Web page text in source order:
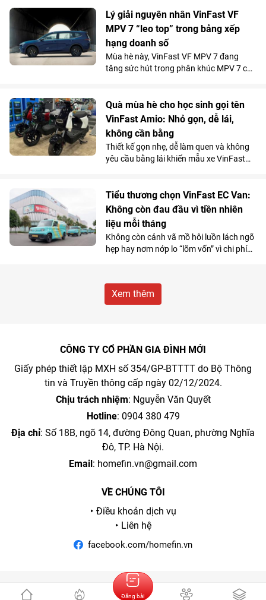
rõ qua doanh số 1.092 xe bán ra trong
tháng 5/2026, giúp mẫu xe tải điện của
VinFast góp mặt trong top 10 xe bán
chạy nhất toàn thị trường.
Lý giải nguyên nhân VinFast VF
MPV 7 “leo top” trong bảng xếp
hạng doanh số
Mùa hè này, VinFast VF MPV 7 đang
tăng sức hút trong phân khúc MPV 7 chỗ
chuyến đi xa.
Quà mùa hè cho học sinh gọi tên
VinFast Amio: Nhỏ gọn, dễ lái,
không cần bằng
Thiết kế gọn nhẹ, dễ làm quen và không
yêu cầu bằng lái khiến mẫu xe VinFast
hàng có nhu cầu di chuyển cự ly ngắn.
Tiểu thương chọn VinFast EC Van:
Không còn đau đầu vì tiền nhiên
liệu mỗi tháng
Không còn cảnh vã mồ hôi luồn lách ngõ
hẹp hay nơm nớp lo “lõm vốn” vì chi phí
coi đây là “cỗ máy sinh lời”.
Xem thêm
CÔNG TY CỔ PHẦN GIA ĐÌNH MỚI
Giấy phép thiết lập MXH số 354/GP-BTTTT do Bộ Thông
tin và Truyền thông cấp ngày 02/12/2024.
Chịu trách nhiệm: Nguyễn Văn Quyết
Hotline: 0904 380 479
Địa chỉ: Số 18B, ngõ 14, đường Đông Quan, phường Nghĩa
Đô, TP. Hà Nội.
Email: homefin.vn@gmail.com
VỀ CHÚNG TÔI
‣ Điều khoản dịch vụ
‣ Liên hệ
facebook.com/homefin.vn
Đăng bài